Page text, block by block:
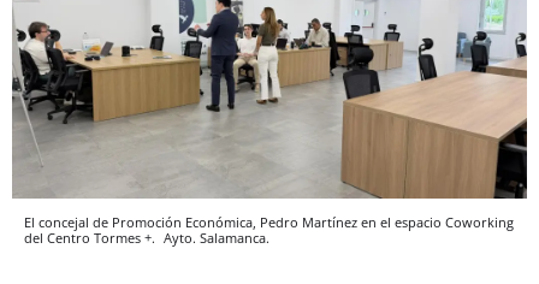
El concejal de Promoción Económica, Pedro Martínez en el espacio Coworking
del Centro Tormes +. Ayto. Salamanca.